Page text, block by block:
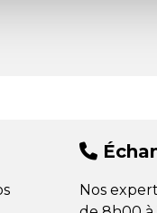
Nos